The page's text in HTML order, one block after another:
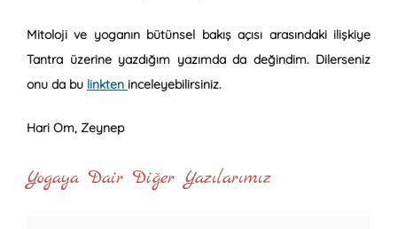
Mitoloji ve yoganın bütünsel bakış açısı arasındaki ilişkiye
Tantra üzerine yazdığım yazımda da değindim. Dilerseniz
onu da bu linkten inceleyebilirsiniz.
Hari Om, Zeynep
Yogaya Dair Diğer Yazılarımız